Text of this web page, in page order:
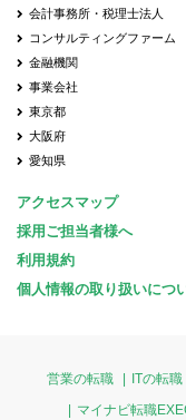
会計事務所・税理士法人
コンサルティングファーム
金融機関
事業会社
東京都
大阪府
愛知県
アクセスマップ
採用ご担当者様へ
利用規約
個人情報の取り扱いにつ
営業の転職 ITの転職
マイナビ転職